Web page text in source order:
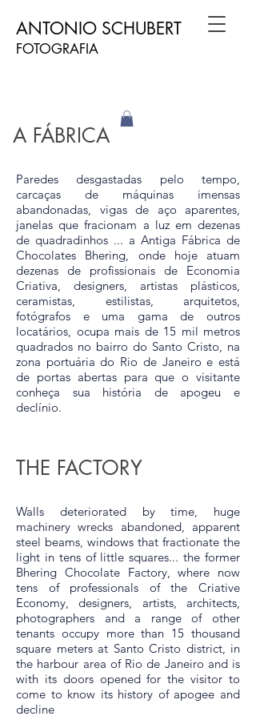
FOTOGRAFIA
​ANTONIO SCHUBERT​
A FÁBRICA
Paredes desgastadas pelo tempo,
carcaças de máquinas imensas
abandonadas, vigas de aço aparentes,
janelas que fracionam a luz em dezenas
de quadradinhos ... a Antiga Fábrica de
Chocolates Bhering, onde hoje atuam
dezenas de profissionais de Economia
Criativa, designers, artistas plásticos,
ceramistas, estilistas, arquitetos,
fotógrafos e uma gama de outros
locatários, ocupa mais de 15 mil metros
quadrados no bairro do Santo Cristo, na
zona portuária do Rio de Janeiro e está
de portas abertas para que o visitante
conheça sua história de apogeu e
declínio.
THE FACTORY
Walls deteriorated by time, huge
machinery wrecks abandoned, apparent
steel beams, windows that fractionate the
light in tens of little squares... the former
Bhering Chocolate Factory, where now
tens of professionals of the Criative
Economy, designers, artists, architects,
photographers and a range of other
tenants occupy more than 15 thousand
square meters at Santo Cristo district, in
the harbour area of Rio de Janeiro and is
with its doors opened for the visitor to
come to know its history of apogee and
decline